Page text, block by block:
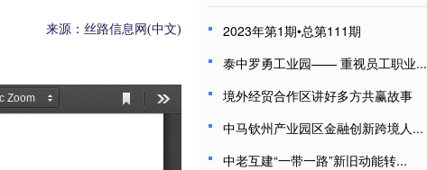
来源：丝路信息网(中文)
2023年第1期•总第111期
泰中罗勇工业园—— 重视员工职业...
境外经贸合作区讲好多方共赢故事
中马钦州产业园区金融创新跨境人...
中老互建“一带一路”新旧动能转...